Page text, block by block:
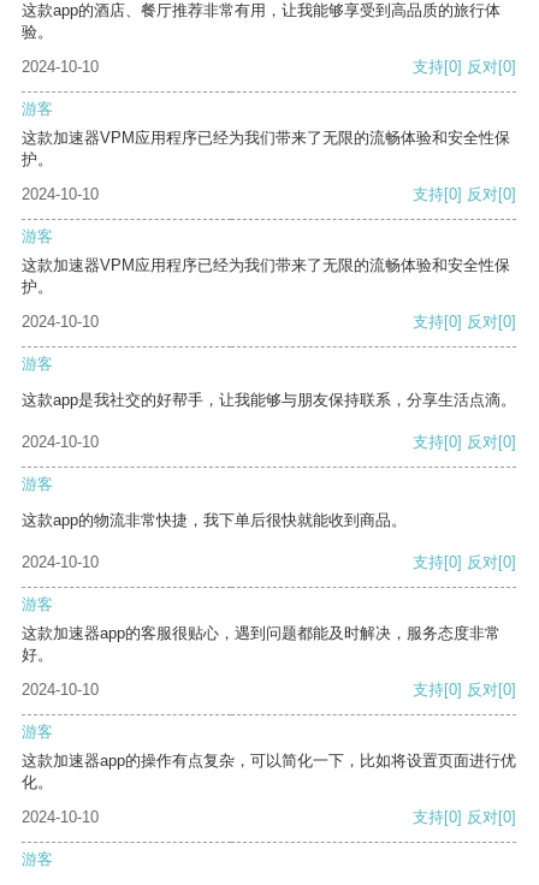
这款app的酒店、餐厅推荐非常有用，让我能够享受到高品质的旅行体
验。
2024-10-10
支持[0] 反对[0]
游客
这款加速器VPM应用程序已经为我们带来了无限的流畅体验和安全性保
护。
2024-10-10
支持[0] 反对[0]
游客
这款加速器VPM应用程序已经为我们带来了无限的流畅体验和安全性保
护。
2024-10-10
支持[0] 反对[0]
游客
这款app是我社交的好帮手，让我能够与朋友保持联系，分享生活点滴。
2024-10-10 支持[0] 反对[0]
游客
这款app的物流非常快捷，我下单后很快就能收到商品。
2024-10-10 支持[0] 反对[0]
游客
这款加速器app的客服很贴心，遇到问题都能及时解决，服务态度非常
好。
2024-10-10
支持[0] 反对[0]
游客
这款加速器app的操作有点复杂，可以简化一下，比如将设置页面进行优
化。
2024-10-10
支持[0] 反对[0]
游客